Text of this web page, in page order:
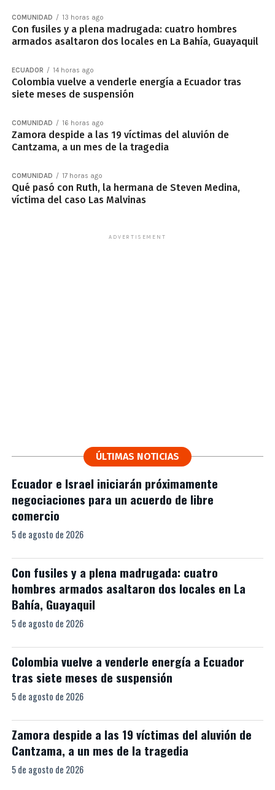
COMUNIDAD 13 horas ago
Con fusiles y a plena madrugada: cuatro hombres
armados asaltaron dos locales en La Bahía, Guayaquil
ECUADOR 14 horas ago
Colombia vuelve a venderle energía a Ecuador tras
siete meses de suspensión
COMUNIDAD 16 horas ago
Zamora despide a las 19 víctimas del aluvión de
Cantzama, a un mes de la tragedia
COMUNIDAD 17 horas ago
Qué pasó con Ruth, la hermana de Steven Medina,
víctima del caso Las Malvinas
ADVERTISEMENT
ÚLTIMAS NOTICIAS
Ecuador e Israel iniciarán próximamente
negociaciones para un acuerdo de libre
comercio
5 de agosto de 2026
Con fusiles y a plena madrugada: cuatro
hombres armados asaltaron dos locales en La
Bahía, Guayaquil
5 de agosto de 2026
Colombia vuelve a venderle energía a Ecuador
tras siete meses de suspensión
5 de agosto de 2026
Zamora despide a las 19 víctimas del aluvión de
Cantzama, a un mes de la tragedia
5 de agosto de 2026